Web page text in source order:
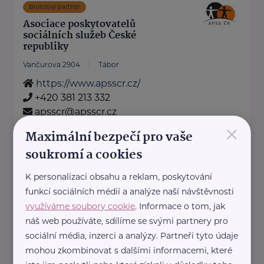
Bronzový partner
Asociace poskytovatelů
sociálních služeb České
republiky
Vančurova 2904 Tábor
https://www.apsscr.cz/
+420 381 213 332
apsscr@apsscr.cz
Bronzový partner
RADA SENIORŮ ČR
Politických vězňů 1419/11 Praha 1
Poskytujeme bezplatné sociálně-
právní poradentství pro seniory
po celé ČR.
×
Maximální bezpečí pro vaše
soukromí a cookies
K personalizaci obsahu a reklam, poskytování
funkcí sociálních médií a analýze naší návštěvnosti
využíváme soubory cookie. Informace o tom, jak
náš web používáte, sdílíme se svými partnery pro
sociální média, inzerci a analýzy. Partneři tyto údaje
mohou zkombinovat s dalšími informacemi, které